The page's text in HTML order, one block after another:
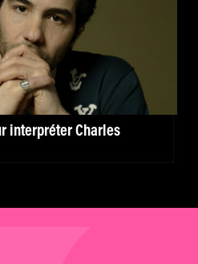
interpréter Charles